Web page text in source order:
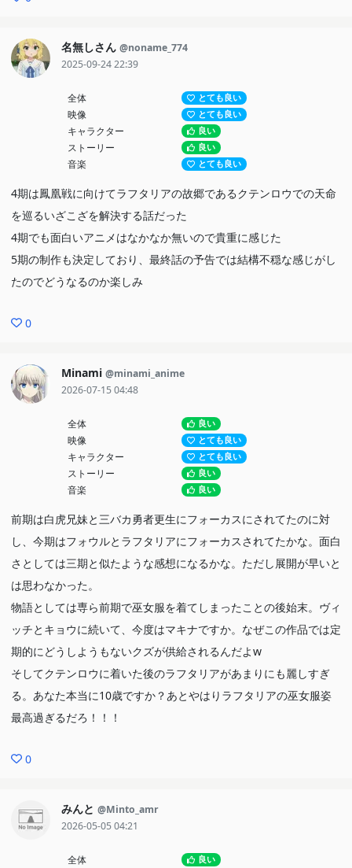
名無しさん @noname_774
2025-09-24 22:39
全体 とても良い
映像 とても良い
キャラクター 良い
ストーリー 良い
音楽 とても良い
4期は鳳凰戦に向けてラフタリアの故郷であるクテンロウでの天命
を巡るいざこざを解決する話だった
4期でも面白いアニメはなかなか無いので貴重に感じた
5期の制作も決定しており、最終話の予告では結構不穏な感じがし
たのでどうなるのか楽しみ
0
Minami @minami_anime
2026-07-15 04:48
全体 良い
映像 とても良い
キャラクター とても良い
ストーリー 良い
音楽 良い
前期は白虎兄妹と三バカ勇者更生にフォーカスにされてたのに対
し、今期はフォウルとラフタリアにフォーカスされてたかな。面白
さとしては三期と似たような感想になるかな。ただし展開が早いと
は思わなかった。
物語としては専ら前期で巫女服を着てしまったことの後始末。ヴィ
ッチとキョウに続いて、今度はマキナですか。なぜこの作品では定
期的にどうしようもないクズが供給されるんだよw
そしてクテンロウに着いた後のラフタリアがあまりにも麗しすぎ
る。あなた本当に10歳ですか？あとやはりラフタリアの巫女服姿
最高過ぎるだろ！！！
0
みんと @Minto_amr
2026-05-05 04:21
全体 良い